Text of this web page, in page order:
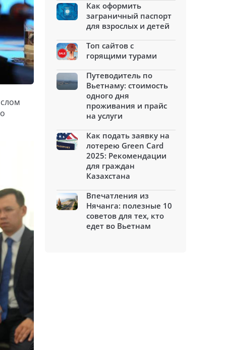
Как оформить
заграничный паспорт
для взрослых и детей
Топ сайтов с
горящими турами
Путеводитель по
Вьетнаму: стоимость
одного дня
проживания и прайс
на услуги
Как подать заявку на
лотерею Green Card
2025: Рекомендации
для граждан
Казахстана
Впечатления из
Нячанга: полезные 10
советов для тех, кто
едет во Вьетнам